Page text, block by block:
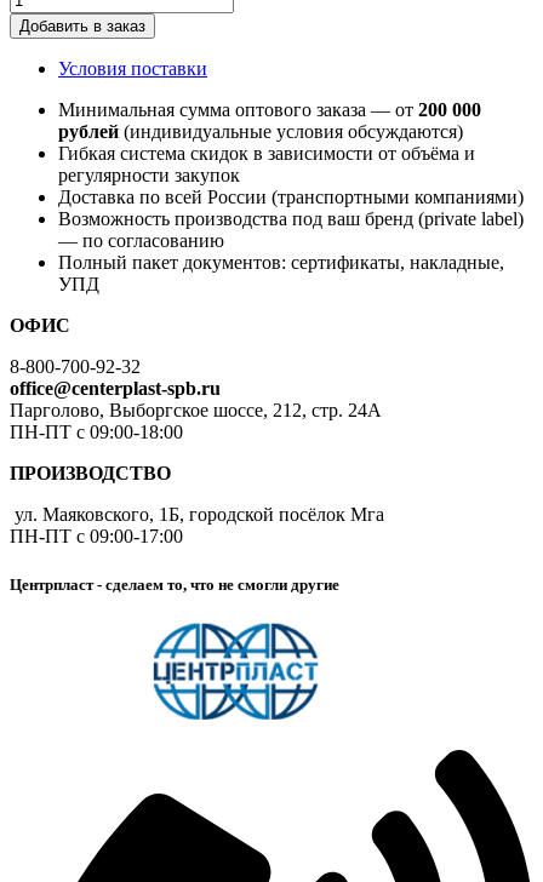
Добавить в заказ
Условия поставки
Минимальная сумма оптового заказа — от 200 000
рублей (индивидуальные условия обсуждаются)
Гибкая система скидок в зависимости от объёма и
регулярности закупок
Доставка по всей России (транспортными компаниями)
Возможность производства под ваш бренд (private label)
— по согласованию
Полный пакет документов: сертификаты, накладные,
УПД
ОФИС
8-800-700-92-32
office@centerplast-spb.ru
Парголово, Выборгское шоссе, 212, стр. 24А
ПН-ПТ с 09:00-18:00
ПРОИЗВОДСТВО
ул. Маяковского, 1Б, городской посёлок Мга
ПН-ПТ с 09:00-17:00
Центрпласт - сделаем то, что не смогли другие